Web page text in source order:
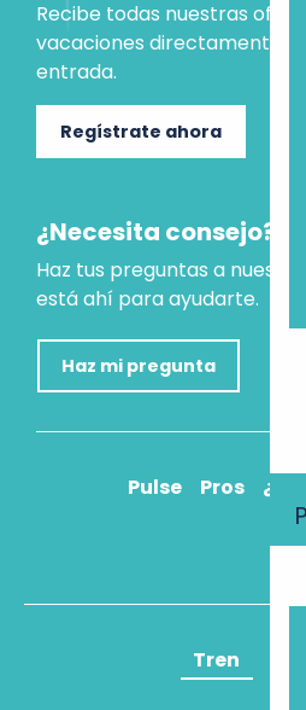
Recibe todas nuestras
vacaciones directamente
entrada.
Regístrate ahora
¿Necesita consejo?
Haz tus preguntas a nuestro
está ahí para ayudarte.
Haz mi pregunta
Pulse Pros
Tren